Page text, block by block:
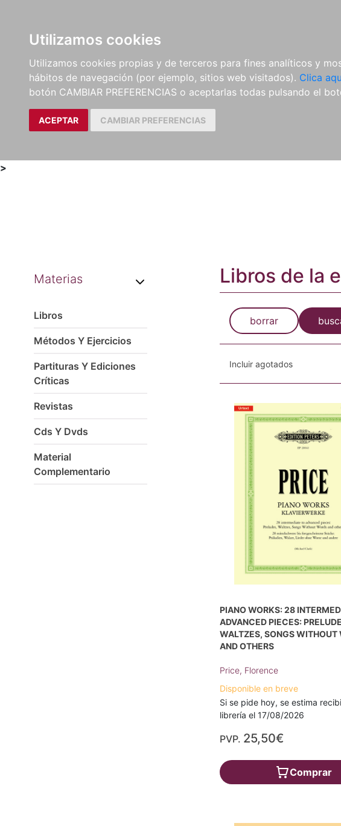
Utilizamos cookies
Utilizamos cookies propias y de terceros para fines analíticos y
hábitos de navegación (por ejemplo, sitios web visitados). Clica
botón CAMBIAR PREFERENCIAS o aceptarlas todas pulsando el
ACEPTAR CAMBIAR PREFERENCIAS
LIBROS
MÉTODOS Y
EJERCICIOS
PARTITURAS Y EDICIONES
CRÍTICAS
>
Materias
Libros
Métodos Y Ejercicios
Partituras Y Ediciones
Críticas
Revistas
Cds Y Dvds
Material
Complementario
Libros de la
borrar
Incluir agotados
PIANO WORKS: 28
ADVANCED PIECES:
WALTZES, SONGS WITHOUT
AND OTHERS
Price, Florence
Disponible en breve
Si se pide hoy, se estima
librería el 17/08/2026
PVP. 25,50€
Comprar